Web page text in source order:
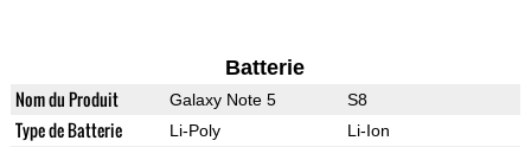
Batterie
Nom du Produit Galaxy Note 5 S8
Type de Batterie Li-Poly Li-Ion